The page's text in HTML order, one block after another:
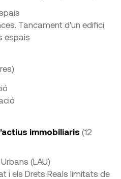
Tancament d'un edifici
espais
immobiliaris (12
(LAU)
i els Drets Reals limitats de